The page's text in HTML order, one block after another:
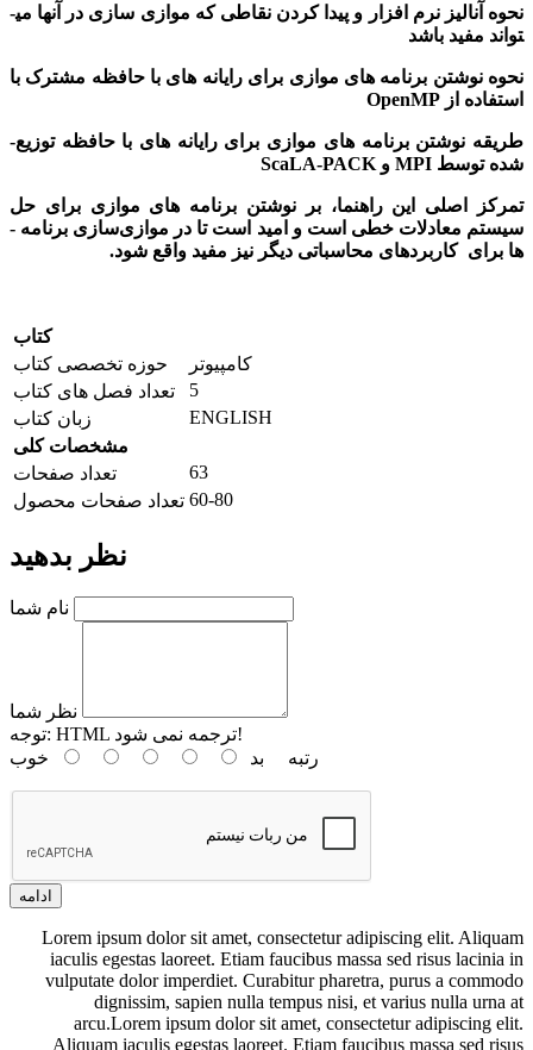
نحوه آنالیز نرم­ افزار و پیدا کردن نقاطی که موازی سازی در آنها می­
تواند مفید باشد
نحوه نوشتن برنامه ­های موازی برای رایانه­ های با حافظه مشترک با
استفاده از OpenMP
طریقه نوشتن برنامه ­های موازی برای رایانه­ های با حافظه توزیع­
شده توسط MPI و ScaLA-PACK
تمرکز اصلی این راهنما، بر نوشتن برنامه­ های موازی برای حل
سیستم­ معادلات خطی است و امید است تا در موازی­‌سازی برنامه ­
ها برای کاربرد­های محاسباتی دیگر نیز مفید واقع شود.
کتاب
حوزه تخصصی کتاب
کامپیوتر
تعداد فصل های کتاب
5
زبان کتاب
ENGLISH
مشخصات کلی
تعداد صفحات
63
تعداد صفحات محصول 60-80
نظر بدهید
نام شما
نظر شما
توجه:
HTML ترجمه نمی شود!
رتبه بد خوب
ادامه
Lorem ipsum dolor sit amet, consectetur adipiscing elit. Aliquam
iaculis egestas laoreet. Etiam faucibus massa sed risus lacinia in
vulputate dolor imperdiet. Curabitur pharetra, purus a commodo
dignissim, sapien nulla tempus nisi, et varius nulla urna at
arcu.Lorem ipsum dolor sit amet, consectetur adipiscing elit.
Aliquam iaculis egestas laoreet. Etiam faucibus massa sed risus